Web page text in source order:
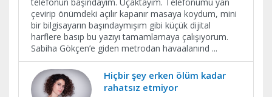
çevirip önümdeki açılır kapanır masaya koydum, mini
bir bilgisayarın başındaymışım gibi küçük dijital
harflere basıp bu yazıyı tamamlamaya çalışıyorum.
Sabiha Gökçen’e giden metrodan havaalanınd ...
Hiçbir şey erken ölüm kadar
rahatsız etmiyor